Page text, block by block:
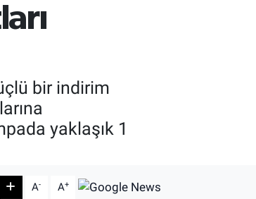
bir indirim
yaklaşık 1
A- A+